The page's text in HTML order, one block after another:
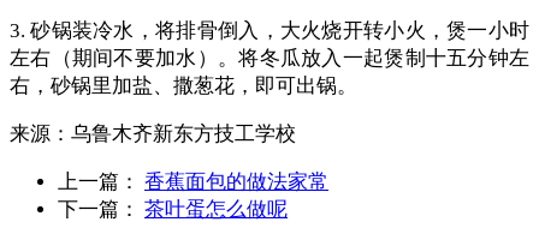
3. 砂锅装冷水，将排骨倒入，大火烧开转小火，煲一小时
左右（期间不要加水）。将冬瓜放入一起煲制十五分钟左
右，砂锅里加盐、撒葱花，即可出锅。
来源： 乌鲁木齐新东方技工学校
上一篇： 香蕉面包的做法家常
下一篇： 茶叶蛋怎么做呢